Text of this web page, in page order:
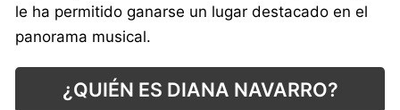
le ha permitido ganarse un lugar destacado en el
panorama musical.
¿QUIÉN ES DIANA NAVARRO?